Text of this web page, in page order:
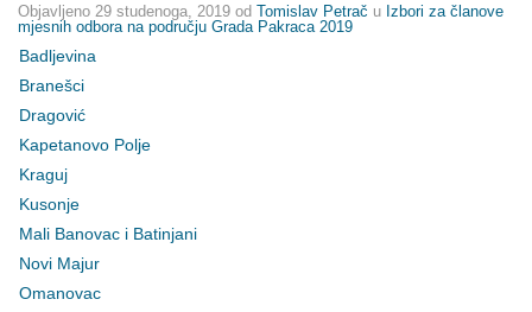
Objavljeno 29 studenoga, 2019 od Tomislav Petrač u Izbori za članove
mjesnih odbora na području Grada Pakraca 2019
Badljevina
Branešci
Dragović
Kapetanovo Polje
Kraguj
Kusonje
Mali Banovac i Batinjani
Novi Majur
Omanovac